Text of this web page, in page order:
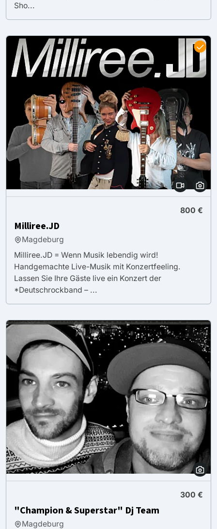
Sho...
800 €
Milliree.JD
Magdeburg
Milliree.JD = Wenn Musik lebendig wird!
Handgemachte Live-Musik mit Konzertfeeling.
Lassen Sie Ihre Gäste live ein Konzert der
*Deutschrockband – ...
300 €
"Champion & Superstar" Dj Team
Magdeburg